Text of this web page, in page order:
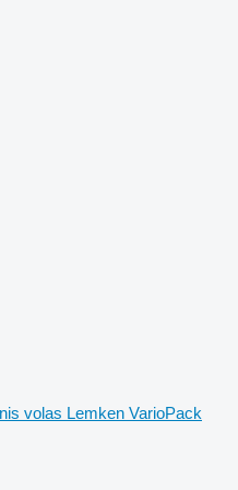
volas Lemken VarioPack